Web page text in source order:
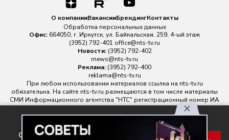
соглашаетесь с правилами
О компанииВакансииБрендингКонтакты
Обработка персональных данных
Офис: 664050, г. Иркутск, ул. Байкальская, 259, 4-ый этаж
(3952) 792-401 office@nts-tv.ru
Новости: (3952) 792-402
rnews@nts-tv.ru
Реклама: (3952) 792-400
reklama@nts-tv.ru
При любом использовании материалов ссылка на nts-tv.ru
обязательна. На сайте nts-tv.ru размещаются в том числе материалы
СМИ Информационного агентства "НТС" регистрационный номер ИА
№ ФС 77 - 88763 зарегистрировано Федеральной службой по
надзору в сфере связи, информационных технологий и массовых
Главный редактор ИА "НТС" Иштулкин Евгений Александрович
16+